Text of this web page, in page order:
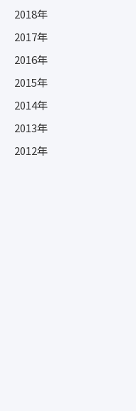
2018年
2017年
2016年
2015年
2014年
2013年
2012年